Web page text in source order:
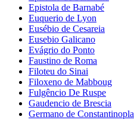
Epistola de Barnabé
Euquerio de Lyon
Eusébio de Cesareia
Eusebio Galicano
Evágrio do Ponto
Faustino de Roma
Filoteu do Sinai
Filoxeno de Mabboug
Fulgêncio De Ruspe
Gaudencio de Brescia
Germano de Constantinopla